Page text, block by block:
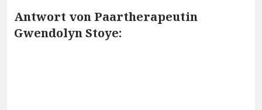
Antwort von Paartherapeutin
Gwendolyn Stoye: